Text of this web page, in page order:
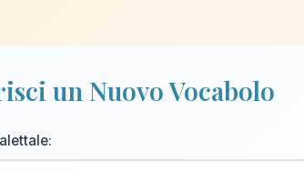
un Nuovo Vocabolo